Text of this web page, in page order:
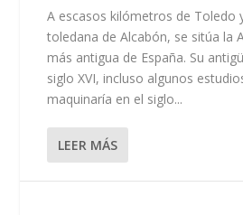
A escasos kilómetros de Toledo
toledana de Alcabón, se sitúa la
más antigua de España. Su
siglo XVI, incluso algunos
maquinaría en el siglo...
LEER MÁS